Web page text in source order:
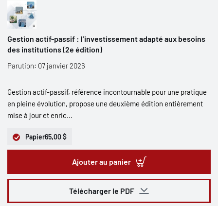
Gestion actif-passif : l’investissement adapté aux besoins
des institutions (2e édition)
Parution: 07 janvier 2026
Gestion actif-passif, référence incontournable pour une pratique
en pleine évolution, propose une deuxième édition entièrement
mise à jour et enric...
Papier65,00 $
Ajouter au panier
Télécharger le PDF